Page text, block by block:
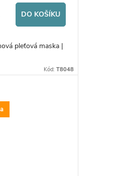
DO KOŠÍKU
pleťová maska |
Kód: T8048